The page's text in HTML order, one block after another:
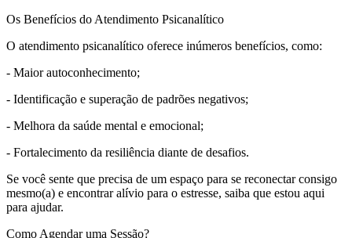
Os Benefícios do Atendimento Psicanalítico
O atendimento psicanalítico oferece inúmeros benefícios, como:
- Maior autoconhecimento;
- Identificação e superação de padrões negativos;
- Melhora da saúde mental e emocional;
- Fortalecimento da resiliência diante de desafios.
Se você sente que precisa de um espaço para se reconectar consigo
mesmo(a) e encontrar alívio para o estresse, saiba que estou aqui
para ajudar.
Como Agendar uma Sessão?